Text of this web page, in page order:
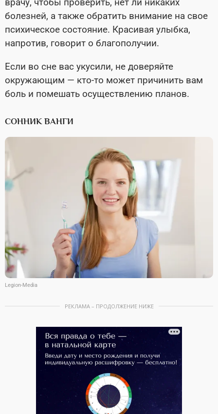
болезней, а также обратить внимание на свое
психическое состояние. Красивая улыбка,
напротив, говорит о благополучии.
Если во сне вас укусили, не доверяйте
окружающим — кто-то может причинить вам
боль и помешать осуществлению планов.
СОННИК ВАНГИ
Legion-Media
РЕКЛАМА – ПРОДОЛЖЕНИЕ НИЖЕ